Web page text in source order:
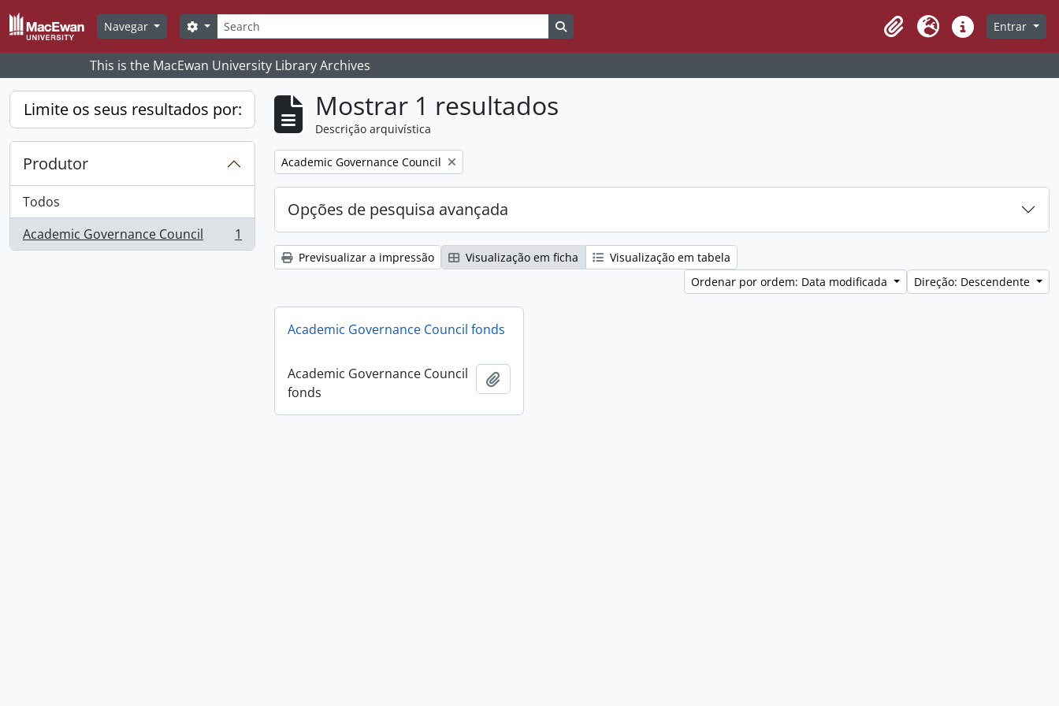
Skip to main content
Navegar
Pesquisar
Search options
Clipboard
Idioma Ligações rápidas
Entrar
This is the MacEwan University Library Archives
Limite os seus resultados por:
Produtor
Todos
Academic Governance Council
, 1 resultados 1
Mostrar 1 resultados
Descrição arquivística
Remove filter:
Academic Governance Council
Opções de pesquisa avançada
Previsualizar a impressão Visualização em ficha
Visualização em tabela
Ordenar por ordem: Data modificada
Direção: Descendente
Academic Governance Council fonds
Academic Governance Council
fonds